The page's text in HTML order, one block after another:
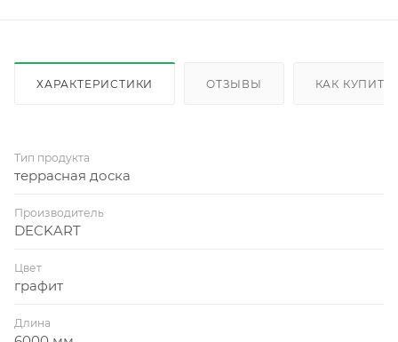
ХАРАКТЕРИСТИКИ ОТЗЫВЫ КАК КУПИТЬ
Тип продукта
террасная доска
Производитель
DECKART
Цвет
графит
Длина